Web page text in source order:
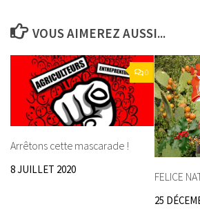
VOUS AIMEREZ AUSSI...
0
Arrêtons cette mascarade !
8 JUILLET 2020
FELICE
25